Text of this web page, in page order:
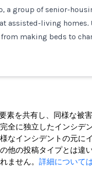
a group of senior-
assisted-living homes.
making beds to
素を共有し、同様な被
全に独立したインシデ
なインシデントの元に
他の投稿タイプとは違
ません。 詳細について